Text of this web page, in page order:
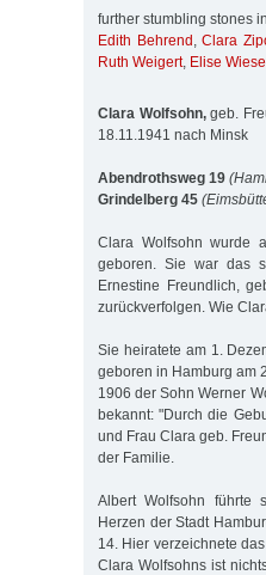
further stumbling stones in
Edith Behrend , Clara
Ruth Weigert, Elise
Clara Wolfsohn,geb.
18.11.1941 nach Minsk
Abendrothsweg 19
Grindelberg 45
Clara Wolfsohn wurde
geboren. Sie war das
Ernestine Freundlich,
zurückverfolgen. Wie
Sie heiratete am 1.
geboren in Hamburg am
1906 der Sohn Werner
bekannt: "Durch die
und Frau Clara geb.
der Familie.
Albert Wolfsohn führte
Herzen der Stadt
14. Hier verzeichnete
Clara Wolfsohns ist